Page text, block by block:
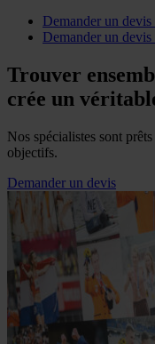
Demander un devis
Demander un devis
Trouver
crée un
Nos spécialistes sont
objectifs.
Demander un devis